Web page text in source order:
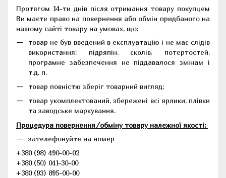
Протягом 14-ти днів після отримання товару покупцем
Ви маєте право на повернення або обмін придбаного на
нашому сайті товару на умовах, що:
товар не був введений в експлуатацію і не має слідів
використання: підряпін, сколів, потертостей,
програмне забезпечення не піддавалося змінам і
т.д. п.
товар повністю зберіг товарний вигляд;
товар укомплектований, збережені всі ярлики, плівки
та заводське маркування.
Процедура повернення/обміну товару належної якості:
зателефонуйте на номер
+380 (98) 490-00-02
+380 (50) 041-30-00
+380 (93) 895-00-00